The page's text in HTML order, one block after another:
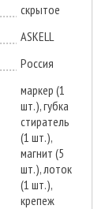
скрытое
ASKELL
Россия
маркер (1
шт.), губка
стиратель
(1 шт.),
магнит (5
шт.), лоток
(1 шт.),
крепеж